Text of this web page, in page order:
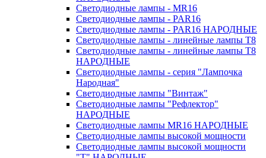
Светодиодные лампы - MR16
Светодиодные лампы - PAR16
Светодиодные лампы - PAR16 НАРОДНЫЕ
Светодиодные лампы - линейные лампы T8
Светодиодные лампы - линейные лампы T8
НАРОДНЫЕ
Светодиодные лампы - серия "Лампочка
Народная"
Светодиодные лампы "Винтаж"
Светодиодные лампы "Рефлектор"
НАРОДНЫЕ
Светодиодные лампы MR16 НАРОДНЫЕ
Светодиодные лампы высокой мощности
Светодиодные лампы высокой мощности